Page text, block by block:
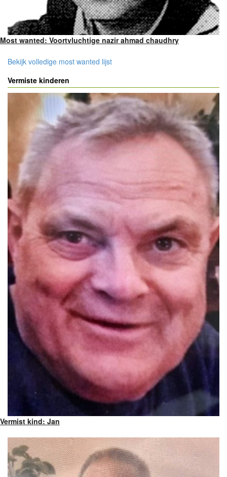
Most wanted: Voortvluchtige nazir ahmad chaudhry
Bekijk volledige most wanted lijst
Vermiste kinderen
Vermist kind: Jan